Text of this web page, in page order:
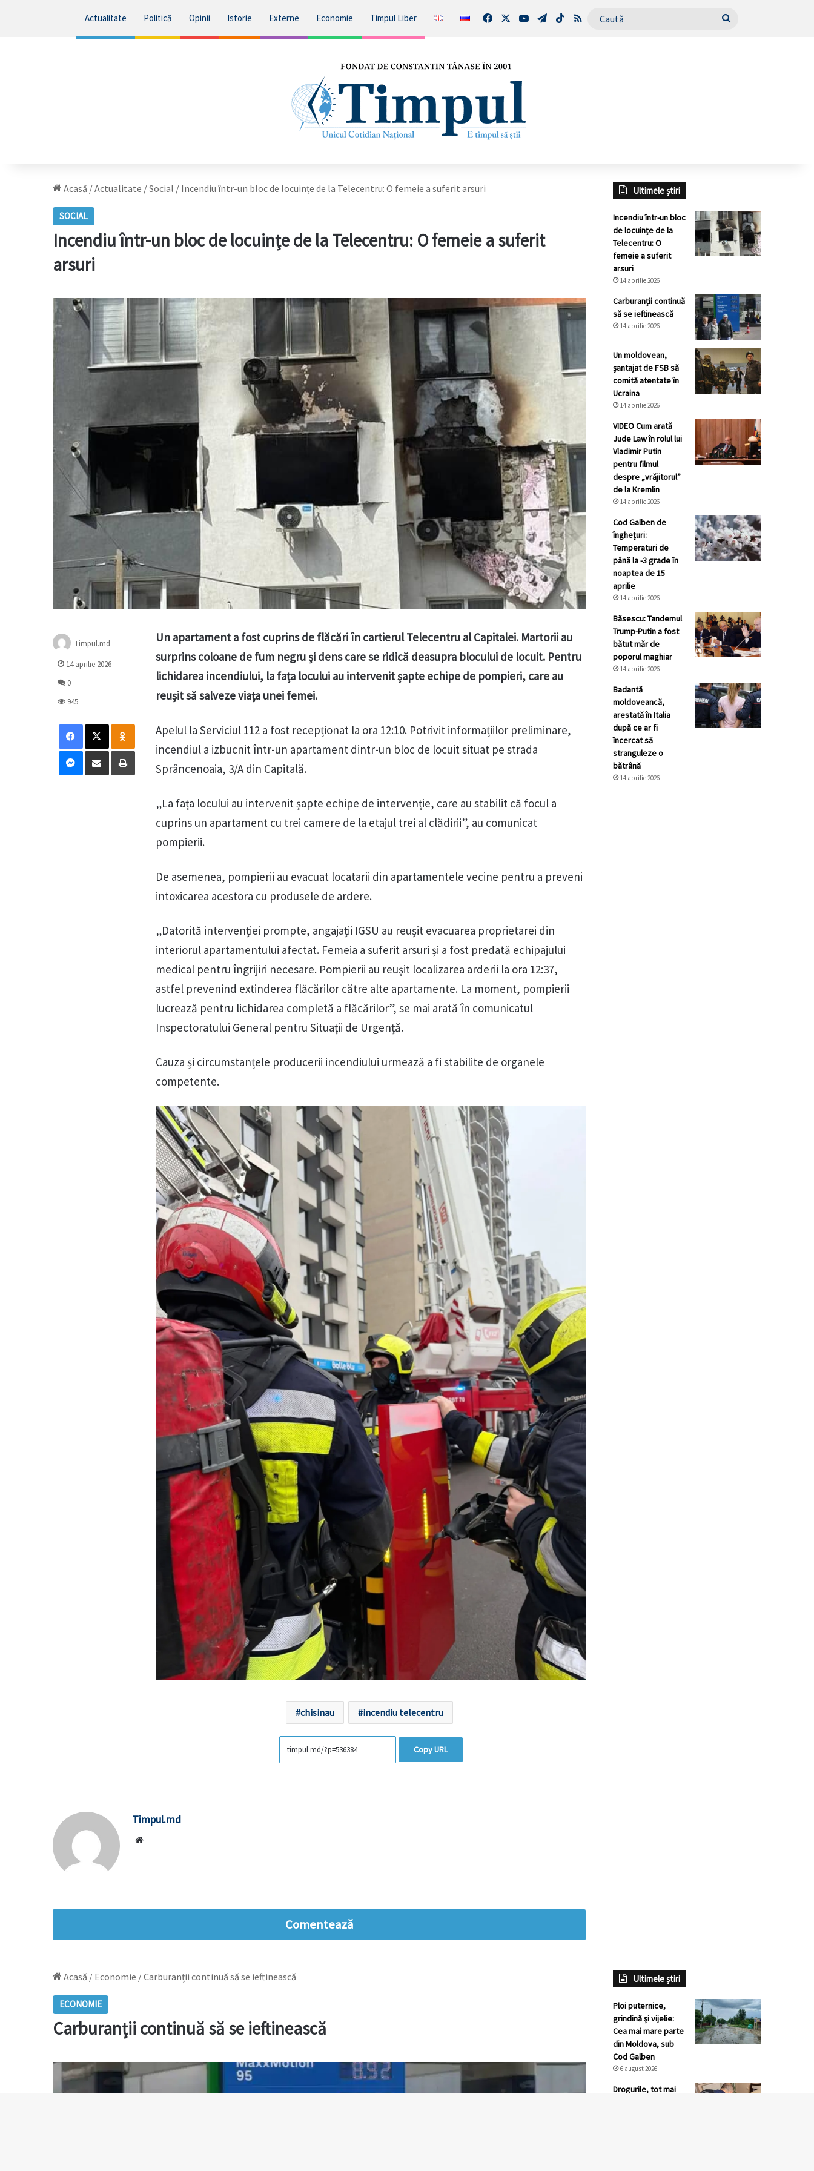
Actualitate Politică Opinii Istorie Externe Economie Timpul Liber FacebookYouTubeTelegram
TikTokRSS Caută
Acasă /Actualitate /Social / Incendiu într-un bloc de locuințe de la Telecentru: O femeie a suferit arsuri
SOCIAL
Incendiu într-un bloc de locuințe de la Telecentru: O femeie a suferit
arsuri
Un apartament a fost cuprins de flăcări în cartierul Telecentru al Capitalei. Martorii au
surprins coloane de fum negru și dens care se ridică deasupra blocului de locuit. Pentru
lichidarea incendiului, la fața locului au intervenit șapte echipe de pompieri, care au
reușit să salveze viața unei femei.
Apelul la Serviciul 112 a fost recepționat la ora 12:10. Potrivit informațiilor preliminare,
incendiul a izbucnit într-un apartament dintr-un bloc de locuit situat pe strada
Sprâncenoaia, 3/A din Capitală.
„La fața locului au intervenit șapte echipe de intervenție, care au stabilit că focul a
cuprins un apartament cu trei camere de la etajul trei al clădirii”, au comunicat
pompierii.
De asemenea, pompierii au evacuat locatarii din apartamentele vecine pentru a preveni
intoxicarea acestora cu produsele de ardere.
„Datorită intervenției prompte, angajații IGSU au reușit evacuarea proprietarei din
interiorul apartamentului afectat. Femeia a suferit arsuri și a fost predată echipajului
medical pentru îngrijiri necesare. Pompierii au reușit localizarea arderii la ora 12:37,
astfel prevenind extinderea flăcărilor către alte apartamente. La moment, pompierii
lucrează pentru lichidarea completă a flăcărilor”, se mai arată în comunicatul
Inspectoratului General pentru Situații de Urgență.
Cauza și circumstanțele producerii incendiului urmează a fi stabilite de organele
competente.
chisinau incendiu telecentru
Copy URL
Timpul.md
14 aprilie 2026
0
945
Facebook
X Odnoklassniki
Messenger
Distribuie prin mail Tipărește
Timpul.md
Comentează
Ultimele știri
Incendiu într-un bloc
de locuințe de la
Telecentru: O
femeie a suferit
arsuri
14 aprilie 2026
Carburanții continuă
să se ieftinească
14 aprilie 2026
Un moldovean,
șantajat de FSB să
comită atentate în
Ucraina
14 aprilie 2026
VIDEO Cum arată
Jude Law în rolul lui
Vladimir Putin
pentru filmul
despre „vrăjitorul”
de la Kremlin
14 aprilie 2026
Cod Galben de
înghețuri:
Temperaturi de
până la -3 grade în
noaptea de 15
aprilie
14 aprilie 2026
Băsescu: Tandemul
Trump-Putin a fost
bătut măr de
poporul maghiar
14 aprilie 2026
Badantă
moldoveancă,
arestată în Italia
după ce ar fi
încercat să
stranguleze o
bătrână
14 aprilie 2026